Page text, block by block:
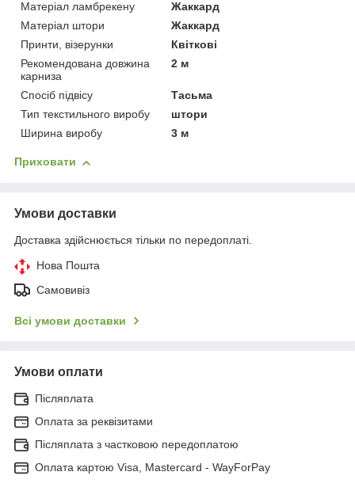
Матеріал ламбрекену
Жаккард
Матеріал штори
Жаккард
Принти, візерунки
Квіткові
Рекомендована довжина
карниза
2 м
Спосіб підвісу
Тасьма
Тип текстильного виробу
штори
Ширина виробу
3 м
Приховати
Умови доставки
Доставка здійснюється тільки по передоплаті.
Нова Пошта
Самовивіз
Всі умови доставки
Умови оплати
Післяплата
Оплата за реквізитами
Післяплата з частковою передоплатою
Оплата картою Visa, Mastercard - WayForPay